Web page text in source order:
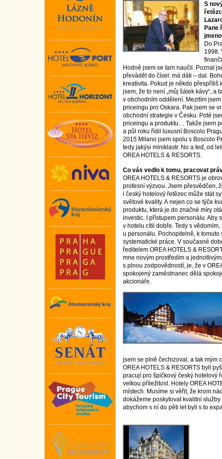
S
Pane
Do
1998.
Hodně jsem se tam naučil. Poznal
převádět do čísel: má dáti – dal.
kreativita. Pokud je někdo přespříliš
jsem, že to není „můj šálek kávy“, a
v obchodním oddělení. Mezitím
priceingu pro Oskara. Pak jsem se
obchodní strategie v Česku. Poté
priceingu a produktu… Takže jsem
a půl roku řídil luxusní Boscolo
2015 Milano jsem spolu s Boscolo
tedy jakýsi miniklastr. No a teď, od
OREA HOTELS & RESORTS.
Co vás vedlo k tomu, pracovat
OREA HOTELS & RESORTS je
profesní výzvou. Jsem přesvědčen,
i český hotelový řetězec může stát
světové kvality. A nejen co se týče
produktu, která je do značné míry
investic. I přístupem personálu. Aby
v hotelu cítil dobře. Tedy s
u personálu. Pochopitelně, k
systematické práce. V současné
ředitelem OREA HOTELS &
mne novým prostředím a
s plnou zodpovědností, je, že v
spokojený zaměstnanec dělá
akcionáře.
jsem se plně čechizoval, a tak mým
OREA HOTELS & RESORTS byli
pracují pro špičkový český hotelový
velkou příležitost. Hotely OREA
místech. Musíme si věřit, že krom
dokážeme poskytovat kvalitní
abychom s ní do pěti let byli s to